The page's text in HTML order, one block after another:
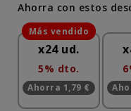
Ahorra con estos
x24 ud.
5% dto.
Ahorra 1,79 €